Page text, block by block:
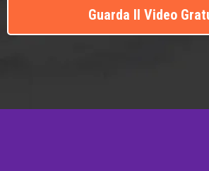
Guarda Il Video